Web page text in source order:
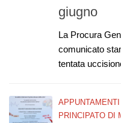
giugno
La Procura
comunicato
tentata
APPUNTAMENTI
PRINCIPATO DI